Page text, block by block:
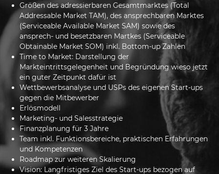
Größen des adressierbaren Gesamtmarktes (Total
Addressable Market TAM), des ansprechbaren Marktes
(Serviceable Available Market SAM) sowie des
ansprech- und besetzbaren Martkes (Serviceable
Obtainable Market SOM) inkl. Bottom-up Zahlen
Time to Market: Darstellung der
Markteintrittsgelegenheit und Begründung wieso jetzt
ein guter Zeitpunkt dafür ist
Wettbewerbsanalyse und USPs des eigenen Start-ups
gegen die Mitbewerber
Erlösmodell
Marketing- und Salesstrategie
Finanzplanung für 3 Jahre
Team inkl. Funktionsbereiche, praktischen Erfahrungen
und Kompetenzen
Roadmap zur weiteren Skalierung
Vision: Langfristiges Ziel des Start-ups bezogen auf